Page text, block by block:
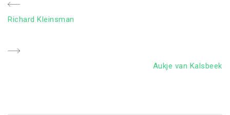
Bericht
Previous
Richard Kleinsman
Next
Aukje van Kalsbeek